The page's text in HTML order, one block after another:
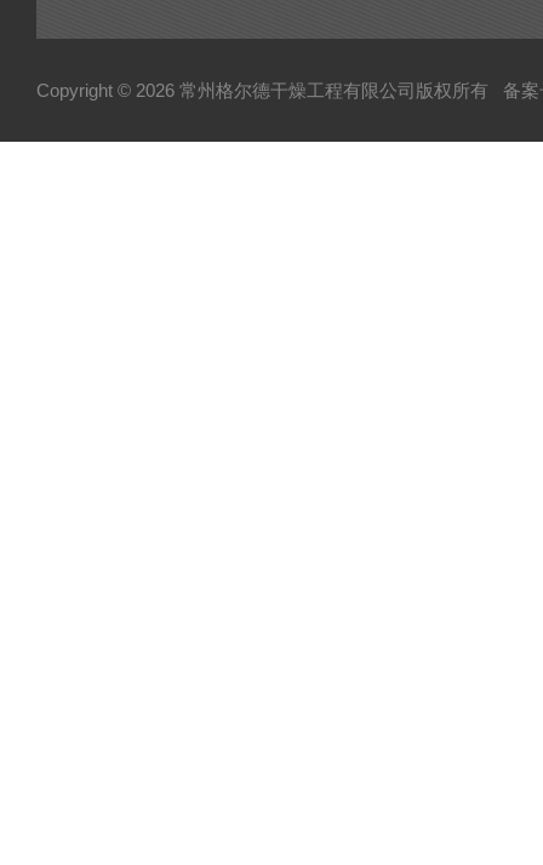
Copyright © 2026 常州格尔德干燥工程有限公司版权所有 备案